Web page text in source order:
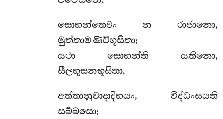
සොභන්තෙවං න රාජානො,
මුත්තාමණිවිභූසිතා;
යථා සොභන්ති යතිනො,
සීලභූසනභූසිතා.
අත්තානුවාදාදිභයං, විද්ධංසයති
සබ්බසො;